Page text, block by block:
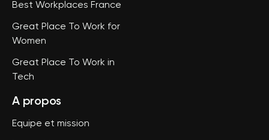
Best Workplaces France
Great Place To Work for
Women
Great Place To Work in
Tech
A propos
Equipe et mission